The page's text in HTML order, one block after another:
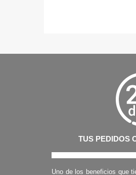
TUS PEDIDOS
Uno de los beneficios que